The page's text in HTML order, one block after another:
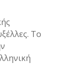
Το